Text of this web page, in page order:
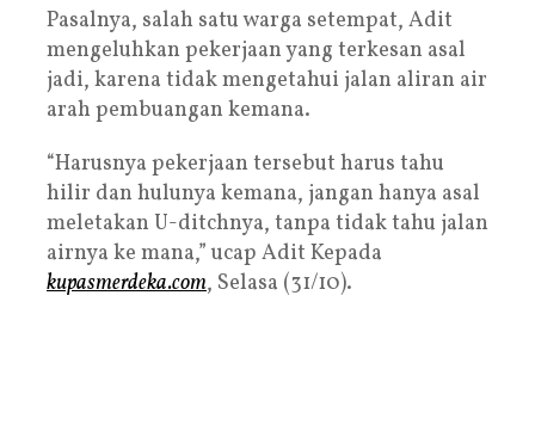
Pasalnya, salah satu warga setempat, Adit
mengeluhkan pekerjaan yang terkesan asal
jadi, karena tidak mengetahui jalan aliran air
arah pembuangan kemana.
“Harusnya pekerjaan tersebut harus tahu
hilir dan hulunya kemana, jangan hanya asal
meletakan U-ditchnya, tanpa tidak tahu jalan
airnya ke mana,” ucap Adit Kepada
kupasmerdeka.com, Selasa (31/10).